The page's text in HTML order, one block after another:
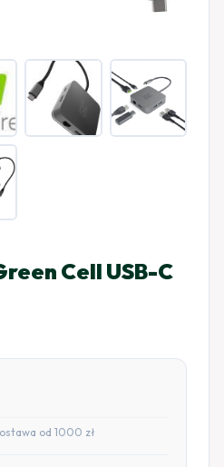
Cell USB-C
od 1000 zł